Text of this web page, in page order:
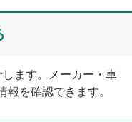
ます。メーカー・車
を確認できます。